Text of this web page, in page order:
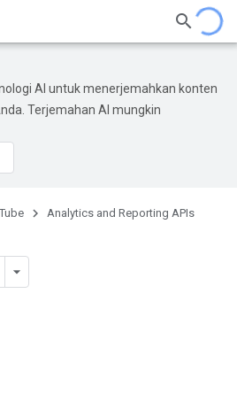
AI untuk menerjemahkan konten
Terjemahan AI mungkin
Analytics and Reporting APIs